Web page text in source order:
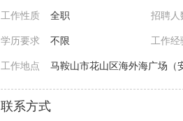
工作性质 全职 招聘人
学历要求 不限 工作经
工作地点 马鞍山市花山区海外海广场（
联系方式